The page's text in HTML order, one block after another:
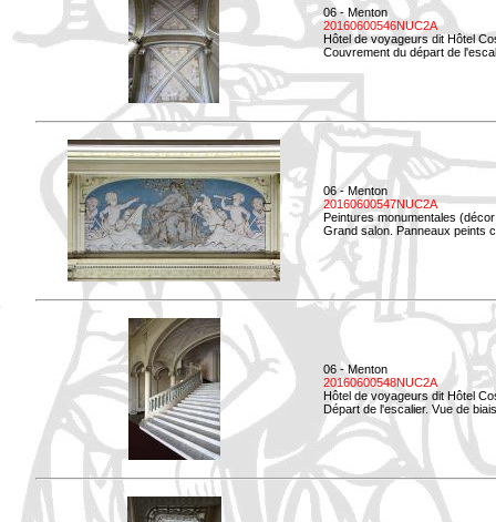
06 - Menton
20160600546NUC2A
Hôtel de voyageurs dit Hôtel
Couvrement du départ de
06 - Menton
20160600547NUC2A
Peintures monumentales
Grand salon. Panneaux peints
06 - Menton
20160600548NUC2A
Hôtel de voyageurs dit Hôtel
Départ de l'escalier. Vue de